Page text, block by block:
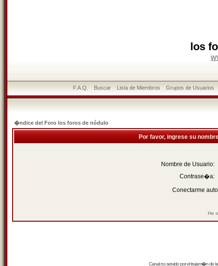
los
F.A.Q. Buscar Lista de Miembros Grupos de Usuarios
�ndice del Foro los foros de nódulo
Por favor, ingrese su
Nombre de Usuario:
Contrase�a:
Conectarme
He
Canalrssservido por eltrujam�nde